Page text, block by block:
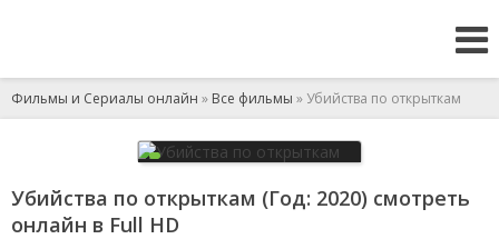
Фильмы и Сериалы онлайн » Все фильмы » Убийства по открыткам
Убийства по открыткам (Год: 2020) смотреть
онлайн в Full HD